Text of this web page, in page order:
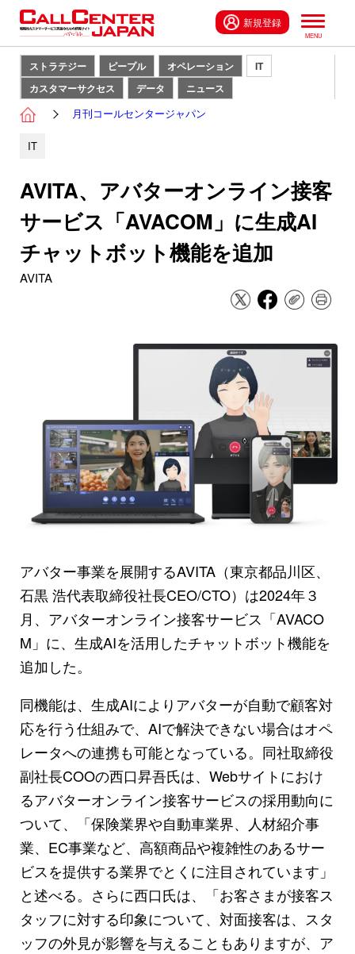
新規登録
ストラテジー ピープル オペレーション
IT
カスタマーサクセス
データ ニュース
月刊コールセンタージャパン
IT
AVITA、アバターオンライン接客
サービス「AVACOM」に生成AI
チャットボット機能を追加
AVITA
アバター事業を展開するAVITA（東京都品川区、
石黒 浩代表取締役社長CEO/CTO）は2024年３
月、アバターオンライン接客サービス「AVACO
M」に、生成AIを活用したチャットボット機能を
追加した。
同機能は、生成AIによりアバターが自動で顧客対
応を行う仕組みで、AIで解決できない場合はオペ
レータへの連携も可能となっている。同社取締役
副社長COOの西口昇吾氏は、Webサイトにおけ
るアバターオンライン接客サービスの採用動向に
ついて、「保険業界や自動車業界、人材紹介事
業、EC事業など、高額商品や複雑性のあるサー
ビスを提供する業界でとくに注目されています」
と述べる。さらに西口氏は、「お客さまが接客ス
タッフに対する印象について、対面接客は、スタ
ッフの外見が影響を与えることもありますが、ア